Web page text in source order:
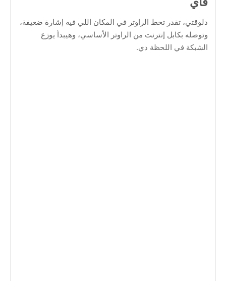
دلوقتي، تقدر تحط الراوتر في المكان اللي فيه إشارة ضعيفة،
وتوصله بكابل إنترنت من الراوتر الأساسي، وهيبدأ يوزع
الشبكة في اللحظة دي.